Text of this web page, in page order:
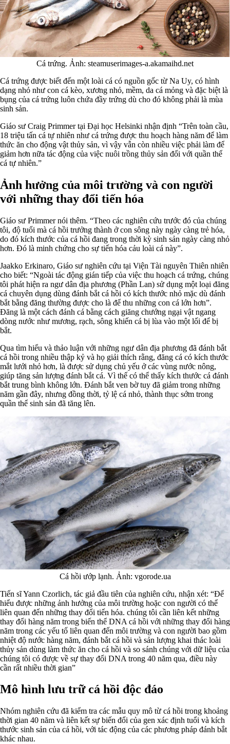
Cá trứng. Ảnh: steamuserimages-a.akamaihd.net
Cá trứng được biết đến một loài cá có nguồn gốc từ Na Uy, có hình
dạng nhỏ như con cá kèo, xương nhỏ, mềm, da cá mỏng và đặc biệt là
bụng của cá trứng luôn chứa đầy trứng dù cho đó không phải là mùa
sinh sản.
Giáo sư Craig Primmer tại Đại học Helsinki nhận định “Trên toàn cầu,
18 triệu tấn cá tự nhiên như cá trứng được thu hoạch hàng năm để làm
thức ăn cho động vật thủy sản, vì vậy vẫn còn nhiều việc phải làm để
giảm hơn nữa tác động của việc nuôi trồng thủy sản đối với quần thể
cá tự nhiên.”
Ảnh hưởng của môi trường và con người
với những thay đổi tiến hóa
Giáo sư Primmer nói thêm. “Theo các nghiên cứu trước đó của chúng
tôi, độ tuổi mà cá hồi trưởng thành ở con sông này ngày càng trẻ hóa,
do đó kích thước của cá hồi đang trong thời kỳ sinh sản ngày càng nhỏ
hơn. Đó là minh chứng cho sự tiến hóa cảu loài cá này”.
Jaakko Erkinaro, Giáo sư nghiên cứu tại Viện Tài nguyên Thiên nhiên
cho biết: “Ngoài tác động gián tiếp của việc thu hoạch cá trứng, chúng
tôi phát hiện ra ngư dân địa phương (Phần Lan) sử dụng một loại đăng
cá chuyên dụng dùng đánh bắt cá hồi có kích thước nhỏ mặc dù đánh
bắt bằng đăng thường được cho là để thu những con cá lớn hơn”.
Đăng là một cách đánh cá bằng cách giăng chướng ngại vật ngang
dòng nước như mương, rạch, sông khiến cá bị lùa vào một lối để bị
bắt.
Qua tìm hiểu và thảo luận với những ngư dân địa phương đã đánh bắt
cá hồi trong nhiều thập kỷ và họ giải thích rằng, đăng cá có kích thước
mắt lưới nhỏ hơn, là được sử dụng chủ yếu ở các vùng nước nông,
giúp tăng sản lượng đánh bắt cá. Vì thế có thể thấy kích thước cá đánh
bắt trung bình không lớn. Đánh bắt ven bờ tuy đã giảm trong những
năm gần đây, nhưng đồng thời, tỷ lệ cá nhỏ, thành thục sớm trong
quần thể sinh sản đã tăng lên.
Cá hồi ướp lạnh. Ảnh: vgorode.ua
Tiến sĩ Yann Czorlich, tác giả đầu tiên của nghiên cứu, nhận xét: “Để
hiểu được những ảnh hưởng của môi trường hoặc con người có thể
liên quan đến những thay đổi tiến hóa. chúng tôi cần liên kết những
thay đổi hàng năm trong biến thể DNA cá hồi với những thay đổi hàng
năm trong các yếu tố liên quan đến môi trường và con người bao gồm
nhiệt độ nước hàng năm, đánh bắt cá hồi và sản lượng khai thác loài
thủy sản dùng làm thức ăn cho cá hồi và so sánh chúng với dữ liệu của
chúng tôi có được về sự thay đổi DNA trong 40 năm qua, điều này
cần rất nhiều thời gian”
Mô hình lưu trữ cá hồi độc đáo
Nhóm nghiên cứu đã kiểm tra các mẫu quy mô từ cá hồi trong khoảng
thời gian 40 năm và liên kết sự biến đổi của gen xác định tuổi và kích
thước sinh sản của cá hồi, với tác động của các phương pháp đánh bắt
khác nhau.